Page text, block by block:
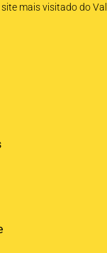
mais visitado do